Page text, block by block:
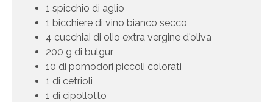
1 spicchio di aglio
1 bicchiere di vino bianco secco
4 cucchiai di olio extra vergine d'oliva
200 g di bulgur
10 di pomodori piccoli colorati
1 di cetrioli
1 di cipollotto